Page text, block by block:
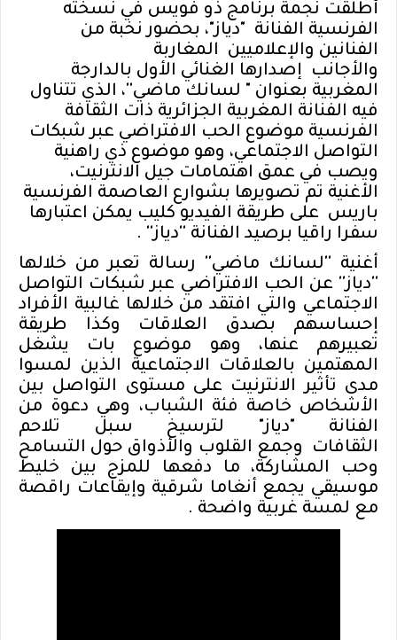
أطلقت نجمة برنامج ذو فويس في نسخته
الفرنسية الفنانة "دياز"، بحضور نخبة من
الفنانين والإعلاميين المغاربة
والأجانب إصدارها الغنائي الأول بالدارجة
المغربية بعنوان " لسانك ماضي''، الذي تتناول
فيه الفنانة المغربية الجزائرية ذات الثقافة
الفرنسية موضوع الحب الافتراضي عبر شبكات
التواصل الاجتماعي، وهو موضوع ذي راهنية
ويصب في عمق اهتمامات جيل الانترنيت،
الأغنية تم تصويرها بشوارع العاصمة الفرنسية
باريس على طريقة الفيديو كليب يمكن اعتبارها
سفرا راقيا برصيد الفنانة ''دياز'' .
أغنية ''لسانك ماضي'' رسالة تعبر من خلالها
''دياز'' عن الحب الافتراضي عبر شبكات التواصل
الاجتماعي والتي افتقد من خلالها غالبية الأفراد
إحساسهم بصدق العلاقات وكذا طريقة
تعبيرهم عنها، وهو موضوع بات يشغل
المهتمين بالعلاقات الاجتماعية الذين لمسوا
مدى تأثير الانترنيت على مستوى التواصل بين
الأشخاص خاصة فئة الشباب، وهي دعوة من
الفنانة "دياز" لترسيخ سبل تلاحم
الثقافات وجمع القلوب والأذواق حول التسامح
وحب المشاركة، ما دفعها للمزج بين خليط
موسيقي يجمع أنغاما شرقية وإيقاعات راقصة
مع لمسة غربية واضحة .